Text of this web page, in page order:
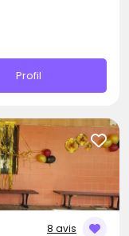
Profil
8 avis